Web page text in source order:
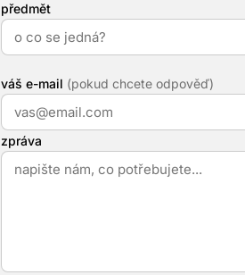
předmět
váš e-mail (pokud chcete odpověď)
zpráva